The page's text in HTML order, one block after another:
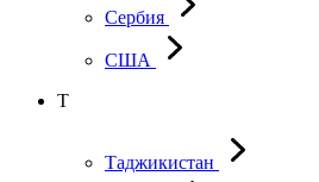
Сербия
США
Т
Таджикистан